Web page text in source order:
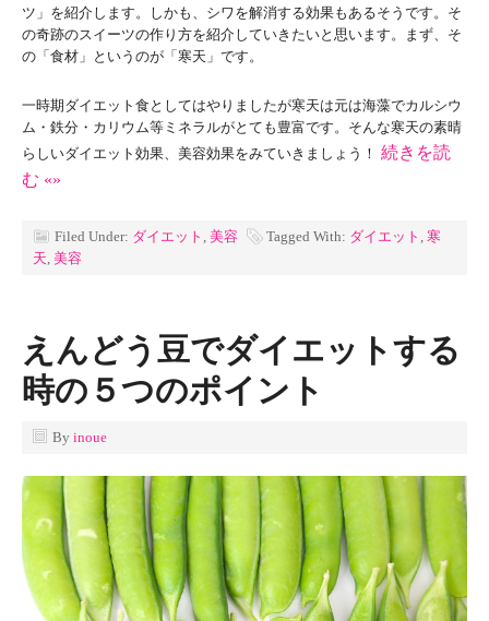
ツ」を紹介します。しかも、シワを解消する効果もあるそうです。そ
の奇跡のスイーツの作り方を紹介していきたいと思います。まず、そ
の「食材」というのが「寒天」です。
一時期ダイエット食としてはやりましたが寒天は元は海藻でカルシウ
ム・鉄分・カリウム等ミネラルがとても豊富です。そんな寒天の素晴
らしいダイエット効果、美容効果をみていきましょう！ 続きを読
む «»
Filed Under: ダイエット 美容 Tagged With: ダイエット
寒
天 美容
えんどう豆でダイエットする
時の５つのポイント
By inoue